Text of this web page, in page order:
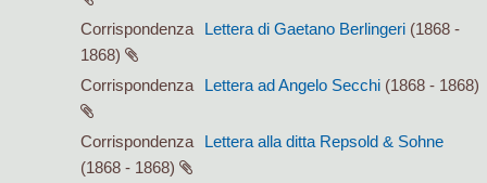
Corrispondenza Lettera di Gaetano Berlingeri (1868 -
1868)
Corrispondenza
Lettera ad Angelo Secchi (1868 - 1868)
Corrispondenza
Lettera alla ditta Repsold & Sohne
(1868 - 1868)